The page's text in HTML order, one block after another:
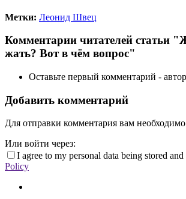
Метки: Леонид Швец
Комментарии читателей статьи
жать? Вот в чём вопрос"
Оставьте первый комментарий - автор
Добавить комментарий
Для отправки комментария вам необходимо
Или войти через:
I agree to my personal data being stored and
Policy